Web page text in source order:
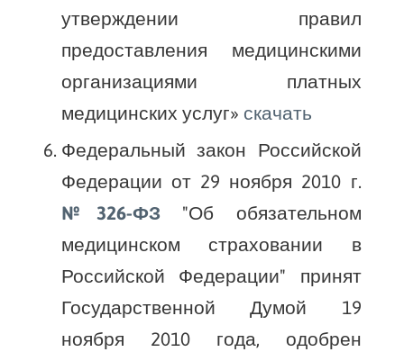
утверждении правил
предоставления медицинскими
организациями платных
медицинских услуг» скачать
Федеральный закон Российской
Федерации от 29 ноября 2010 г.
№326-ФЗ "Об обязательном
медицинском страховании в
Российской Федерации" принят
Государственной Думой 19
ноября 2010 года, одобрен